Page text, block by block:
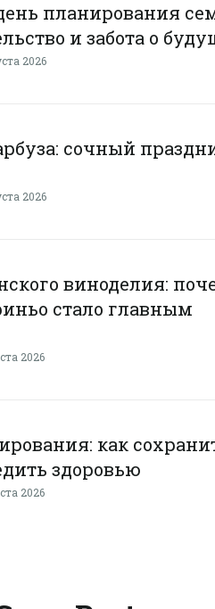
планирования
и забота о
2026
сочный
2026
виноделия:
стало главным
2026
как
здоровью
2026